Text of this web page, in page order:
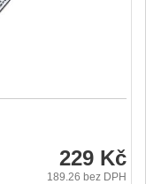
229 Kč
189.26 bez DPH